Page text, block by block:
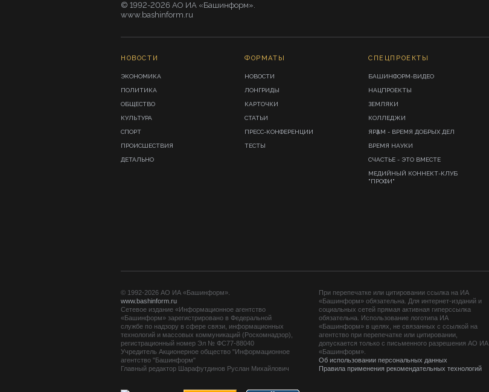
© 1992-2026 АО ИА «Башинформ».
www.bashinform.ru
НОВОСТИ
ЭКОНОМИКА
ПОЛИТИКА
ОБЩЕСТВО
КУЛЬТУРА
СПОРТ
ПРОИСШЕСТВИЯ
ДЕТАЛЬНО
ФОРМАТЫ
НОВОСТИ
ЛОНГРИДЫ
КАРТОЧКИ
СТАТЬИ
ПРЕСС-КОНФЕРЕНЦИИ
ТЕСТЫ
СПЕЦПРОЕКТЫ
БАШИНФОРМ-ВИДЕО
НАЦПРОЕКТЫ
ЗЕМЛЯКИ
КОЛЛЕДЖИ
ЯРҘАМ - ВРЕМЯ ДОБРЫХ ДЕЛ
ВРЕМЯ НАУКИ
СЧАСТЬЕ - ЭТО ВМЕСТЕ
МЕДИЙНЫЙ КОННЕКТ-КЛУБ
"ПРОФИ"
© 1992-2026 АО ИА «Башинформ».
www.bashinform.ru
Сетевое издание «Информационное агентство
«Башинформ» зарегистрировано в Федеральной
службе по надзору в сфере связи, информационных
технологий и массовых коммуникаций (Роскомнадзор),
регистрационный номер Эл № ФС77-88040
Учредитель Акционерное общество "Информационное
агентство "Башинформ"
Главный редактор Шарафутдинов Руслан Михайлович
При перепечатке или цитировании ссылка на ИА
«Башинформ» обязательна. Для интернет-изданий и
социальных сетей прямая активная гиперссылка
обязательна. Использование логотипа ИА
«Башинформ» в целях, не связанных с ссылкой на
агентство при перепечатке или цитировании,
допускается только с письменного разрешения АО ИА
«Башинформ».
Об использовании персональных данных
Правила применения рекомендательных технологий